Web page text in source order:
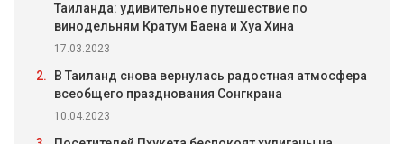
Таиланда: удивительное путешествие по
винодельням Кратум Баена и Хуа Хина
17.03.2023
2.
В Таиланд снова вернулась радостная атмосфера
всеобщего празднования Сонгкрана
10.04.2023